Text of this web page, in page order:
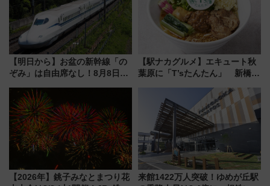
【明日から】お盆の新幹線「の
ぞみ」は自由席なし！8月8日午
せば空きが見つかることも 混
雑避ける「空席」探しのコツ
【駅ナカグルメ】エキュート秋
葉原に「T’sたんたん」 新橋に
饅」、オムライス専門店「肉と
たまご」新グルメ続々登場！
【2026年8月】
【2026年】銚子みなとまつり花
来館1422万人突破！ゆめが丘駅